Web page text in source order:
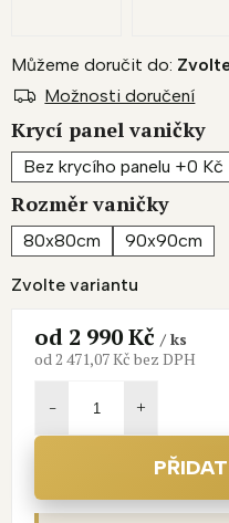
Zvolte variantu
Můžeme doručit do:
Možnosti doručení
Krycí panel vaničky
Bez krycího panelu +0 Kč
Rozměr vaničky
80x80cm 90x90cm
od 2 990 Kč / ks
od2 471,07 Kč bez DPH